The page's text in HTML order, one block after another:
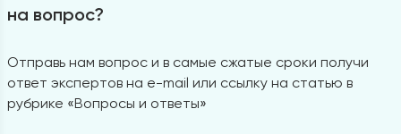
на вопрос?
Отправь нам вопрос и в самые сжатые сроки получи
ответ экспертов на e-mail или ссылку на статью в
рубрике «Вопросы и ответы»